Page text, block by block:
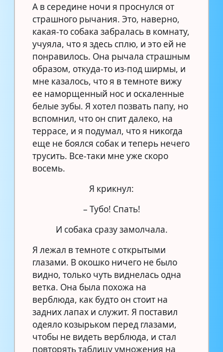
А в середине ночи я проснулся от
страшного рычания. Это, наверно,
какая-то собака забралась в комнату,
учуяла, что я здесь сплю, и это ей не
понравилось. Она рычала страшным
образом, откуда-то из-под ширмы, и
мне казалось, что я в темноте вижу
ее наморщенный нос и оскаленные
белые зубы. Я хотел позвать папу, но
вспомнил, что он спит далеко, на
террасе, и я подумал, что я никогда
еще не боялся собак и теперь нечего
трусить. Все-таки мне уже скоро
восемь.
Я крикнул:
– Тубо! Спать!
И собака сразу замолчала.
Я лежал в темноте с открытыми
глазами. В окошко ничего не было
видно, только чуть виднелась одна
ветка. Она была похожа на
верблюда, как будто он стоит на
задних лапах и служит. Я поставил
одеяло козырьком перед глазами,
чтобы не видеть верблюда, и стал
повторять таблицу умножения на